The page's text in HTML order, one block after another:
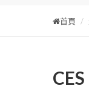
首頁